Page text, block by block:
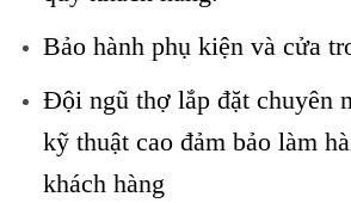
Bảo hành phụ kiện và cửa
Đội ngũ thợ lắp đặt chuyên
kỹ thuật cao đảm bảo làm
khách hàng